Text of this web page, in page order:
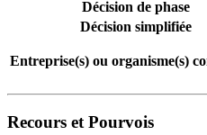
Décision de phase
Décision simplifiée
Entreprise(s) ou organisme(s)
Recours et Pourvois